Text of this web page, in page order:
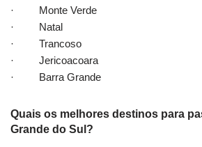
· Monte Verde
· Natal
· Trancoso
· Jericoacoara
· Barra Grande
Quais os melhores destinos para
Grande do Sul?